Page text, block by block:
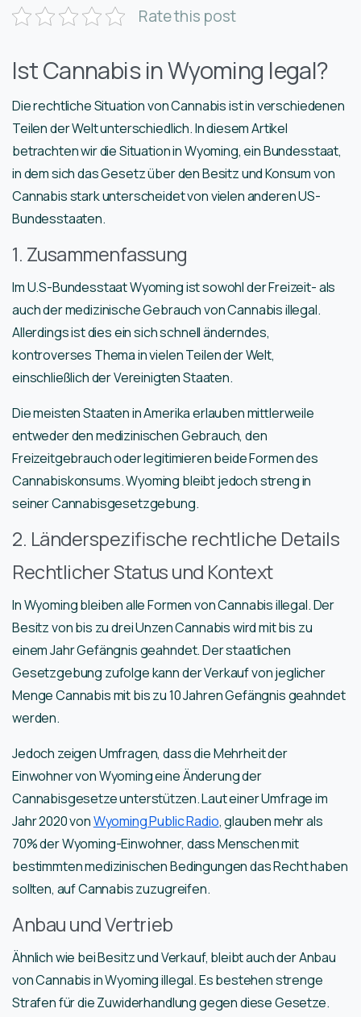
Rate this post
Ist Cannabis in Wyoming legal?
Die rechtliche Situation von Cannabis ist in verschiedenen
Teilen der Welt unterschiedlich. In diesem Artikel
betrachten wir die Situation in Wyoming, ein Bundesstaat,
in dem sich das Gesetz über den Besitz und Konsum von
Cannabis stark unterscheidet von vielen anderen US-
Bundesstaaten.
1. Zusammenfassung
Im U.S-Bundesstaat Wyoming ist sowohl der Freizeit- als
auch der medizinische Gebrauch von Cannabis illegal.
Allerdings ist dies ein sich schnell änderndes,
kontroverses Thema in vielen Teilen der Welt,
einschließlich der Vereinigten Staaten.
Die meisten Staaten in Amerika erlauben mittlerweile
entweder den medizinischen Gebrauch, den
Freizeitgebrauch oder legitimieren beide Formen des
Cannabiskonsums. Wyoming bleibt jedoch streng in
seiner Cannabisgesetzgebung.
2. Länderspezifische rechtliche Details
Rechtlicher Status und Kontext
In Wyoming bleiben alle Formen von Cannabis illegal. Der
Besitz von bis zu drei Unzen Cannabis wird mit bis zu
einem Jahr Gefängnis geahndet. Der staatlichen
Gesetzgebung zufolge kann der Verkauf von jeglicher
Menge Cannabis mit bis zu 10 Jahren Gefängnis geahndet
werden.
Jedoch zeigen Umfragen, dass die Mehrheit der
Einwohner von Wyoming eine Änderung der
Cannabisgesetze unterstützen. Laut einer Umfrage im
Jahr 2020 vonWyoming Public Radio, glauben mehr als
70% der Wyoming-Einwohner, dass Menschen mit
bestimmten medizinischen Bedingungen das Recht haben
sollten, auf Cannabis zuzugreifen.
Anbau und Vertrieb
Ähnlich wie bei Besitz und Verkauf, bleibt auch der Anbau
von Cannabis in Wyoming illegal. Es bestehen strenge
Strafen für die Zuwiderhandlung gegen diese Gesetze.